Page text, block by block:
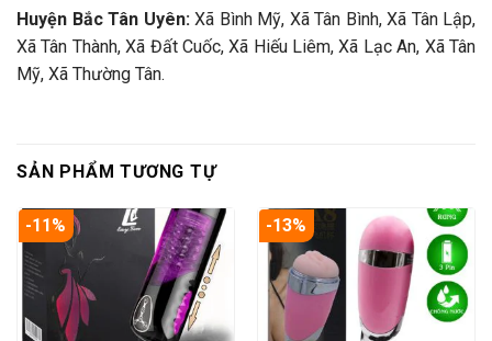
Huyện Bắc Tân Uyên:Xã Bình Mỹ, Xã Tân Bình, Xã Tân Lập,
Xã Tân Thành, Xã Đất Cuốc, Xã Hiếu Liêm, Xã Lạc An, Xã Tân
Mỹ, Xã Thường Tân.
SẢN PHẨM TƯƠNG TỰ
-11% -13%